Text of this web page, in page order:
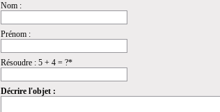
Nom :
Prénom :
Résoudre : 5 + 4 = ?*
Décrire l'objet :